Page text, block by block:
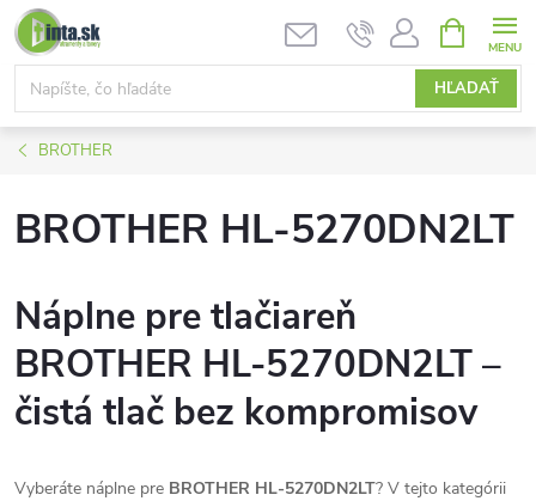
Prejsť
na
obsah
HĽADAŤ
KOŠÍK
BROTHER
BROTHER HL-5270DN2LT
Náplne pre tlačiareň
BROTHER HL-5270DN2LT –
čistá tlač bez kompromisov
Vyberáte náplne pre BROTHER HL-5270DN2LT? V tejto kategórii